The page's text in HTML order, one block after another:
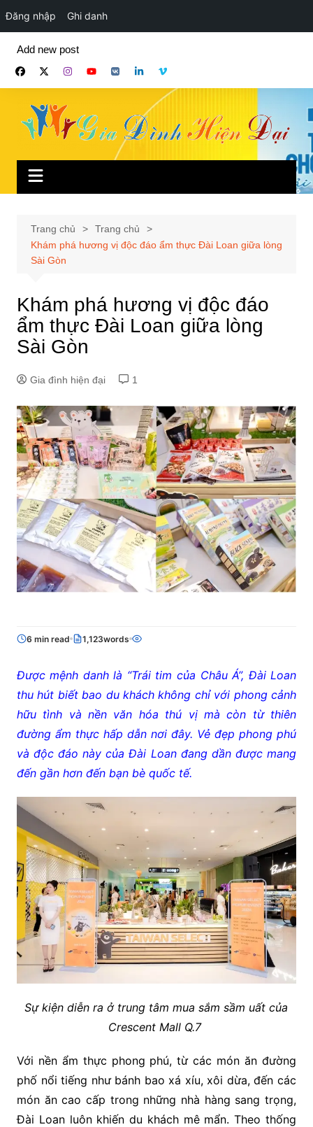
Đăng nhập Ghi danh
phần
Add new post
Trang chủ
Trang chủ
Khám phá hương vị độc đáo ẩm thực Đài Loan giữa lòng
Sài Gòn
Khám phá hương vị độc đáo
ẩm thực Đài Loan giữa lòng
Sài Gòn
Gia đình hiện đại 1
6 min read 1,123words
Được mệnh danh là “Trái tim của Châu Á”, Đài Loan
thu hút biết bao du khách không chỉ với phong cảnh
hữu tình và nền văn hóa thú vị mà còn từ thiên
đường ẩm thực hấp dẫn nơi đây. Vẻ đẹp phong phú
và độc đáo này của Đài Loan đang dần được mang
đến gần hơn đến bạn bè quốc tế.
Sự kiện diễn ra ở trung tâm mua sắm sầm uất của
Crescent Mall Q.7
Với nền ẩm thực phong phú, từ các món ăn đường
phố nổi tiếng như bánh bao xá xíu, xôi dừa, đến các
món ăn cao cấp trong những nhà hàng sang trọng,
Đài Loan luôn khiến du khách mê mẩn. Theo thống